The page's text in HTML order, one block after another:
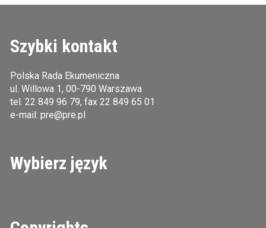
Szybki kontakt
Polska Rada Ekumeniczna
ul. Willowa 1, 00-790 Warszawa
tel. 22 849 96 79, fax 22 849 65 01
e-mail: pre@pre.pl
Wybierz język